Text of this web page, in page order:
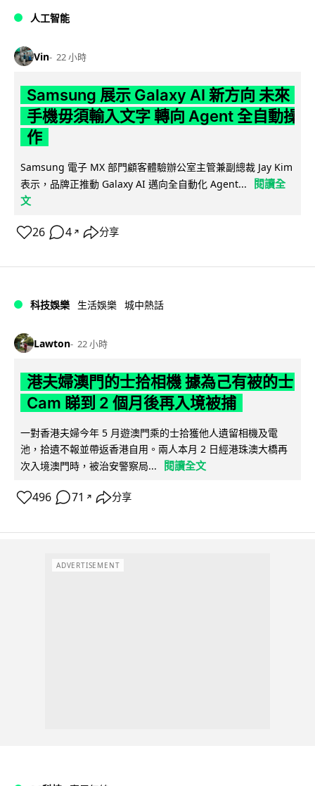
人工智能
Vin 22 小時
Samsung 展示 Galaxy AI 新方向 未來
手機毋須輸入文字 轉向 Agent 全自動操
作
Samsung 電子 MX 部門顧客體驗辦公室主管兼副總裁 Jay Kim
表示，品牌正推動 Galaxy AI 邁向全自動化 Agent...
閱讀全
文
26 4 ↗ 分享
科技娛樂 生活娛樂 城中熱話
Lawton 22 小時
港夫婦澳門的士拾相機 據為己有被的士
Cam 睇到 2 個月後再入境被捕
一對香港夫婦今年 5 月遊澳門乘的士拾獲他人遺留相機及電
池，拾遺不報並帶返香港自用。兩人本月 2 日經港珠澳大橋再
次入境澳門時，被治安警察局...
閱讀全文
496 71 ↗ 分享
ADVERTISEMENT